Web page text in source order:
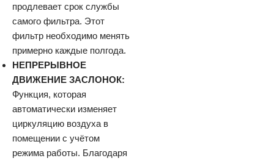
продлевает срок службы
самого фильтра. Этот
фильтр необходимо менять
примерно каждые полгода.
НЕПРЕРЫВНОЕ
ДВИЖЕНИЕ ЗАСЛОНОК:
Функция, которая
автоматически изменяет
циркуляцию воздуха в
помещении с учётом
режима работы. Благодаря